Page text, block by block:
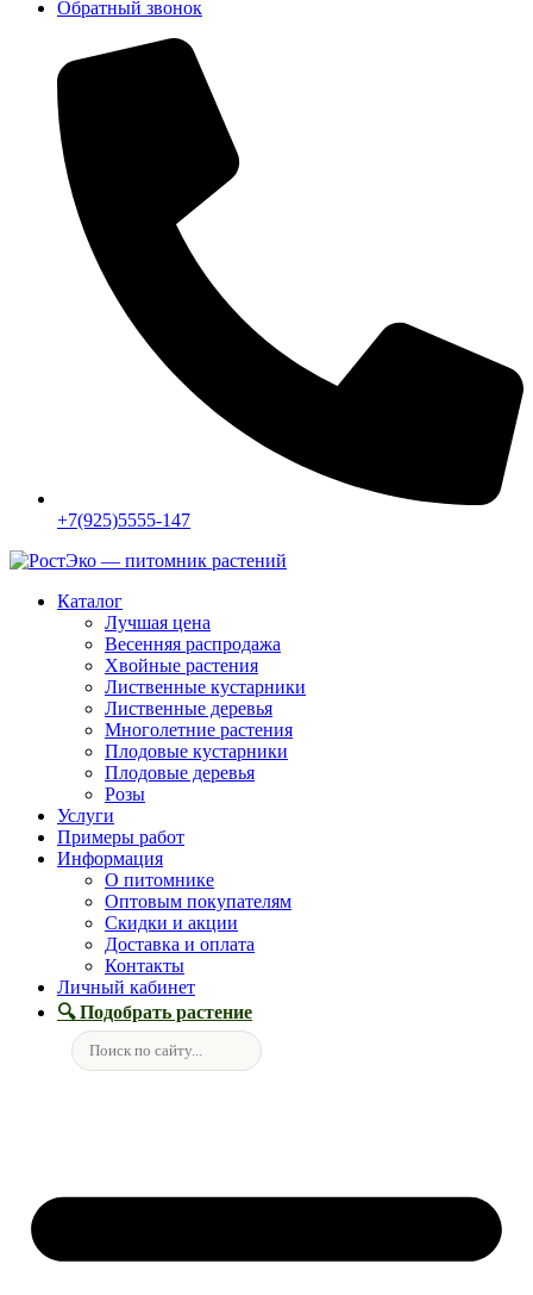
Обратный звонок
+7(925)5555-147
Каталог
Лучшая цена
Весенняя распродажа
Хвойные растения
Лиственные кустарники
Лиственные деревья
Многолетние растения
Плодовые кустарники
Плодовые деревья
Розы
Услуги
Примеры работ
Информация
О питомнике
Оптовым покупателям
Скидки и акции
Доставка и оплата
Контакты
Личный кабинет
🔍 Подобрать растение